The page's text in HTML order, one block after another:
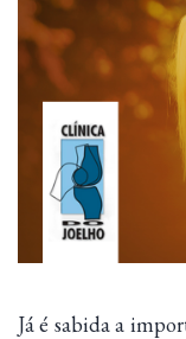
Já é sabida a